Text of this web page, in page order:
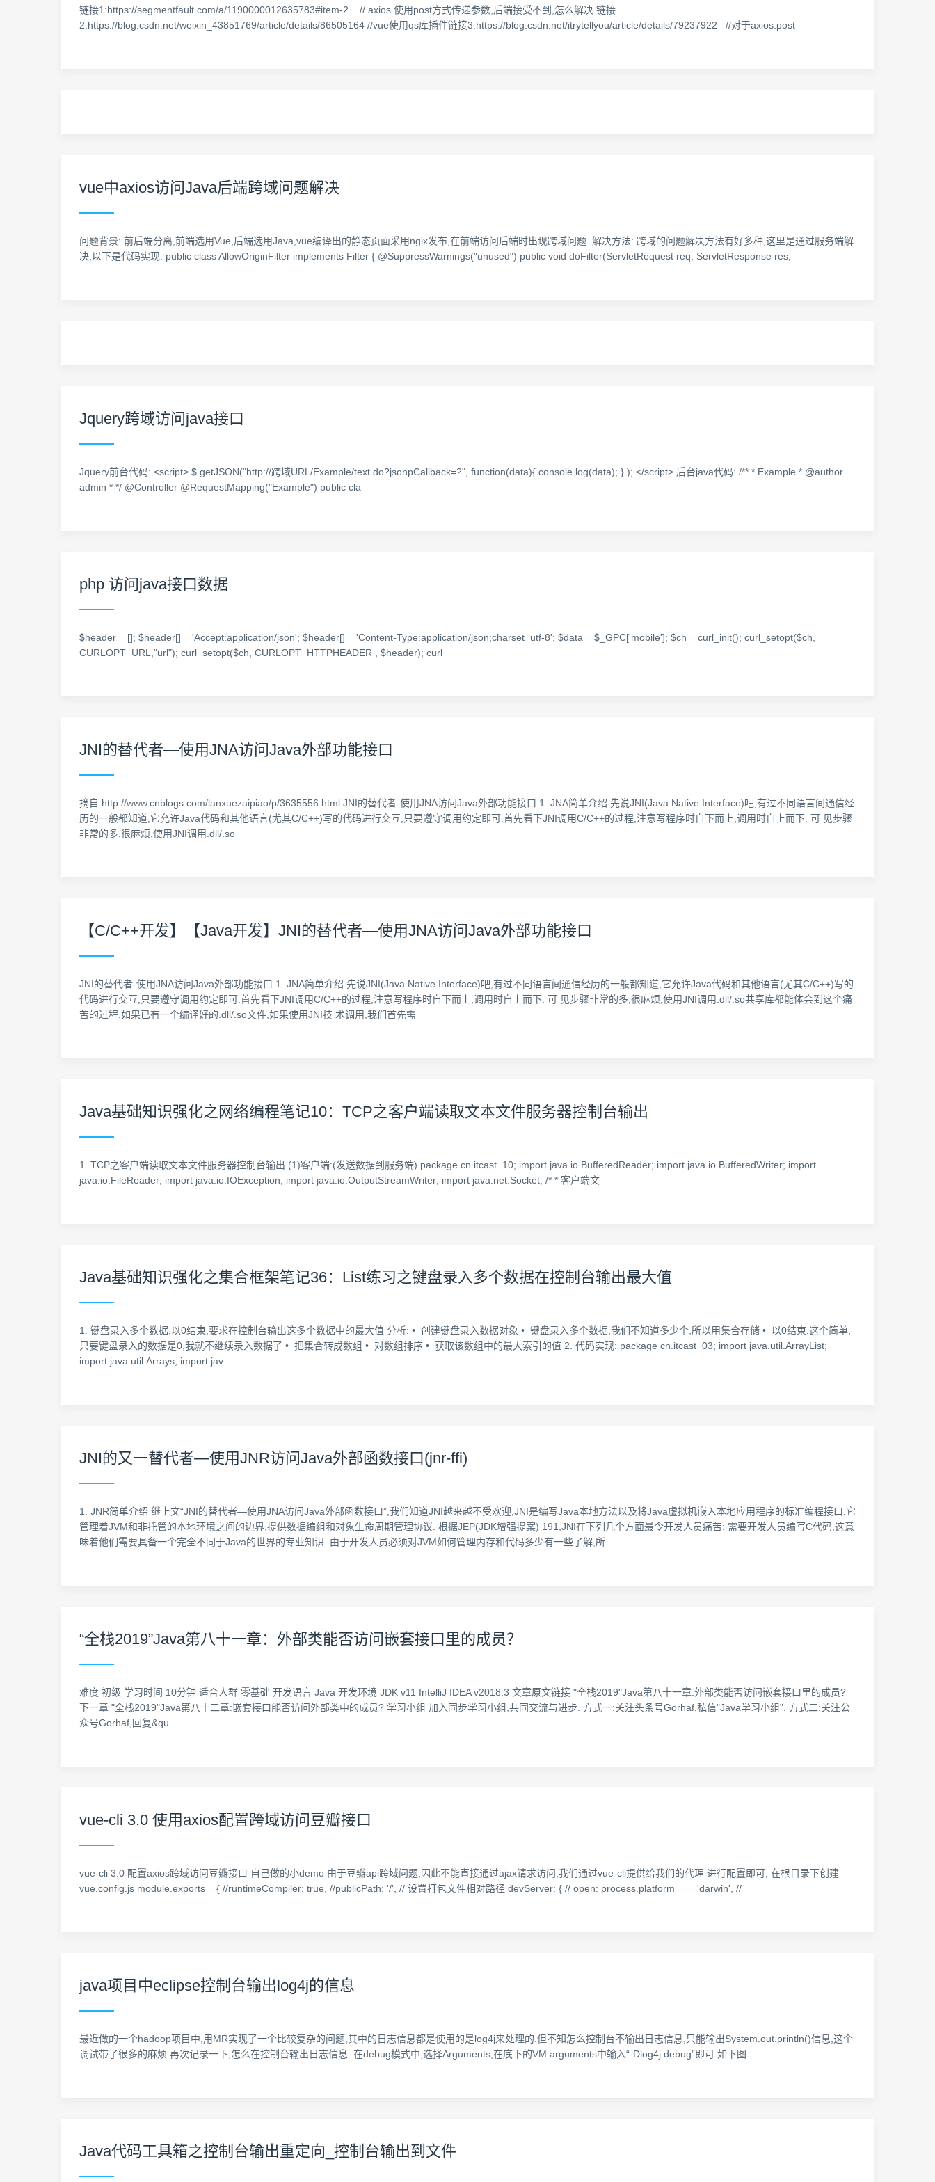
链接1:https://segmentfault.com/a/1190000012635783#item-2 // axios 使用post方式传递参数,后端接受不到,怎么解决 链接
2:https://blog.csdn.net/weixin_43851769/article/details/86505164 //vue使用qs库插件链接3:https://blog.csdn.net/itrytellyou/article/details/79237922 //对于axios.post
vue中axios访问Java后端跨域问题解决
问题背景: 前后端分离,前端选用Vue,后端选用Java,vue编译出的静态页面采用ngix发布,在前端访问后端时出现跨域问题. 解决方法: 跨域的问题解决方法有好多种,这里是通过服务端解
决,以下是代码实现. public class AllowOriginFilter implements Filter { @SuppressWarnings("unused") public void doFilter(ServletRequest req, ServletResponse res,
Jquery跨域访问java接口
Jquery前台代码: <script> $.getJSON("http://跨域URL/Example/text.do?jsonpCallback=?", function(data){ console.log(data); } ); </script> 后台java代码: /** * Example * @author
admin * */ @Controller @RequestMapping("Example") public cla
php 访问java接口数据
$header = []; $header[] = 'Accept:application/json'; $header[] = 'Content-Type:application/json;charset=utf-8'; $data = $_GPC['mobile']; $ch = curl_init(); curl_setopt($ch,
CURLOPT_URL,"url"); curl_setopt($ch, CURLOPT_HTTPHEADER , $header); curl
JNI的替代者—使用JNA访问Java外部功能接口
摘自:http://www.cnblogs.com/lanxuezaipiao/p/3635556.html JNI的替代者-使用JNA访问Java外部功能接口 1. JNA简单介绍 先说JNI(Java Native Interface)吧,有过不同语言间通信经
历的一般都知道,它允许Java代码和其他语言(尤其C/C++)写的代码进行交互,只要遵守调用约定即可.首先看下JNI调用C/C++的过程,注意写程序时自下而上,调用时自上而下. 可 见步骤
非常的多,很麻烦,使用JNI调用.dll/.so
【C/C++开发】【Java开发】JNI的替代者—使用JNA访问Java外部功能接口
JNI的替代者-使用JNA访问Java外部功能接口 1. JNA简单介绍 先说JNI(Java Native Interface)吧,有过不同语言间通信经历的一般都知道,它允许Java代码和其他语言(尤其C/C++)写的
代码进行交互,只要遵守调用约定即可.首先看下JNI调用C/C++的过程,注意写程序时自下而上,调用时自上而下. 可 见步骤非常的多,很麻烦,使用JNI调用.dll/.so共享库都能体会到这个痛
苦的过程.如果已有一个编译好的.dll/.so文件,如果使用JNI技 术调用,我们首先需
Java基础知识强化之网络编程笔记10：TCP之客户端读取文本文件服务器控制台输出
1. TCP之客户端读取文本文件服务器控制台输出 (1)客户端:(发送数据到服务端) package cn.itcast_10; import java.io.BufferedReader; import java.io.BufferedWriter; import
java.io.FileReader; import java.io.IOException; import java.io.OutputStreamWriter; import java.net.Socket; /* * 客户端文
Java基础知识强化之集合框架笔记36：List练习之键盘录入多个数据在控制台输出最大值
1. 键盘录入多个数据,以0结束,要求在控制台输出这多个数据中的最大值 分析: • 创建键盘录入数据对象 • 键盘录入多个数据,我们不知道多少个,所以用集合存储 • 以0结束,这个简单,
只要键盘录入的数据是0,我就不继续录入数据了 • 把集合转成数组 • 对数组排序 • 获取该数组中的最大索引的值 2. 代码实现: package cn.itcast_03; import java.util.ArrayList;
import java.util.Arrays; import jav
JNI的又一替代者—使用JNR访问Java外部函数接口(jnr-ffi)
1. JNR简单介绍 继上文“JNI的替代者—使用JNA访问Java外部函数接口”,我们知道JNI越来越不受欢迎,JNI是编写Java本地方法以及将Java虚拟机嵌入本地应用程序的标准编程接口.它
管理着JVM和非托管的本地环境之间的边界,提供数据编组和对象生命周期管理协议. 根据JEP(JDK增强提案) 191,JNI在下列几个方面最令开发人员痛苦: 需要开发人员编写C代码,这意
味着他们需要具备一个完全不同于Java的世界的专业知识. 由于开发人员必须对JVM如何管理内存和代码多少有一些了解,所
“全栈2019”Java第八十一章：外部类能否访问嵌套接口里的成员？
难度 初级 学习时间 10分钟 适合人群 零基础 开发语言 Java 开发环境 JDK v11 IntelliJ IDEA v2018.3 文章原文链接 "全栈2019"Java第八十一章:外部类能否访问嵌套接口里的成员?
下一章 "全栈2019"Java第八十二章:嵌套接口能否访问外部类中的成员? 学习小组 加入同步学习小组,共同交流与进步. 方式一:关注头条号Gorhaf,私信"Java学习小组". 方式二:关注公
众号Gorhaf,回复&qu
vue-cli 3.0 使用axios配置跨域访问豆瓣接口
vue-cli 3.0 配置axios跨域访问豆瓣接口 自己做的小demo 由于豆瓣api跨域问题,因此不能直接通过ajax请求访问,我们通过vue-cli提供给我们的代理 进行配置即可, 在根目录下创建
vue.config.js module.exports = { //runtimeCompiler: true, //publicPath: '/', // 设置打包文件相对路径 devServer: { // open: process.platform === 'darwin', //
java项目中eclipse控制台输出log4j的信息
最近做的一个hadoop项目中,用MR实现了一个比较复杂的问题,其中的日志信息都是使用的是log4j来处理的.但不知怎么控制台不输出日志信息,只能输出System.out.println()信息,这个
调试带了很多的麻烦 再次记录一下,怎么在控制台输出日志信息. 在debug模式中,选择Arguments,在底下的VM arguments中输入“-Dlog4j.debug”即可.如下图
Java代码工具箱之控制台输出重定向_控制台输出到文件